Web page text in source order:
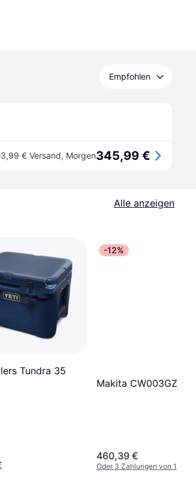
Empfohlen
€ Versand, Morgen345,99 €
Alle anzeigen
Tundra 35
-12%
Makita CW003GZ 7L
460,39 €
Oder 3 Zahlungen von